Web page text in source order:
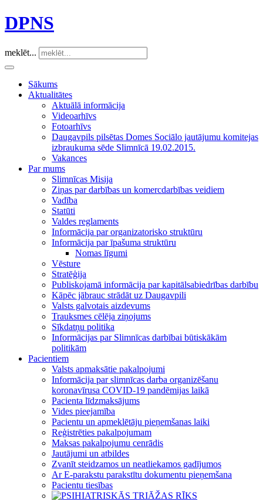
DPNS
meklēt...
Sākums
Aktualitātes
Aktuālā informācija
Videoarhīvs
Fotoarhīvs
Daugavpils pilsētas Domes Sociālo jautājumu komitejas
izbraukuma sēde Slimnīcā 19.02.2015.
Vakances
Par mums
Slimnīcas Misija
Ziņas par darbības un komercdarbības veidiem
Vadība
Statūti
Valdes reglaments
Informācija par organizatorisko struktūru
Informācija par īpašuma struktūru
Nomas līgumi
Vēsture
Stratēģija
Publiskojamā informācija par kapitālsabiedrības darbību
Kāpēc jābrauc strādāt uz Daugavpili
Valsts galvotais aizdevums
Trauksmes cēlēja ziņojums
Sīkdatņu politika
Informācijas par Slimnīcas darbībai būtiskākām
politikām
Pacientiem
Valsts apmaksātie pakalpojumi
Informācija par slimnīcas darba organizēšanu
koronavīrusa COVID-19 pandēmijas laikā
Pacienta līdzmaksājums
Vides pieejamība
Pacientu un apmeklētāju pieņemšanas laiki
Reģistrēties pakalpojumam
Maksas pakalpojumu cenrādis
Jautājumi un atbildes
Zvanīt steidzamos un neatliekamos gadījumos
Ar E-parakstu parakstītu dokumentu pieņemšana
Pacientu tiesības